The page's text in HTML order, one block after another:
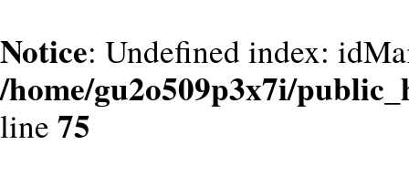
Notice: Undefined index:
/home/gu2o509p3x7i/
line 75